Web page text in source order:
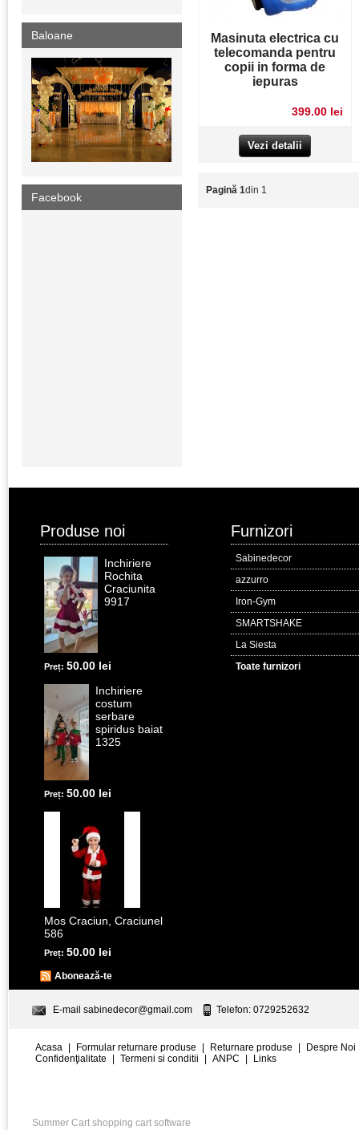
Baloane
Facebook
Masinuta electrica cu
telecomanda pentru
copii in forma de
iepuras
399.00 lei
Vezi detalii
Pagină 1din 1
Produse noi
Inchiriere
Rochita
Craciunita
9917
Preț: 50.00 lei
Inchiriere
costum
serbare
spiridus baiat
1325
Preț: 50.00 lei
Mos Craciun, Craciunel
586
Preț: 50.00 lei
Abonează-te
Furnizori
Sabinedecor
azzurro
Iron-Gym
SMARTSHAKE
La Siesta
Toate furnizori
E-mail sabinedecor@gmail.com Telefon: 0729252632
Acasa Formular returnare produse Returnare produse
Despre Noi
Confidenţialitate
Termeni si conditii ANPC Links
Summer Cart shopping cart software